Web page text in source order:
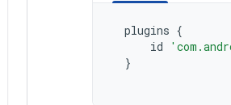
plugins {
id
}